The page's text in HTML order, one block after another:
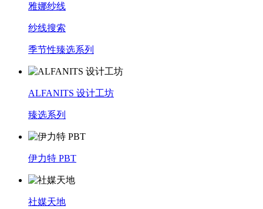
雅娜纱线
纱线搜索
季节性臻选系列
ALFANITS 设计工坊
臻选系列
伊力特 PBT
社媒天地